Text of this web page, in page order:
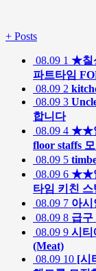
+ Posts
08.09 1 ★칠
파트타임
08.09 2
08.09 3
합니다
08.09 4 ★★
floor staffs
08.09 5
08.09 6 ★★
타임 키친
08.09 7 아시
08.09 8 급구
08.09 9 시티
(Meat)
08.09 10 [시